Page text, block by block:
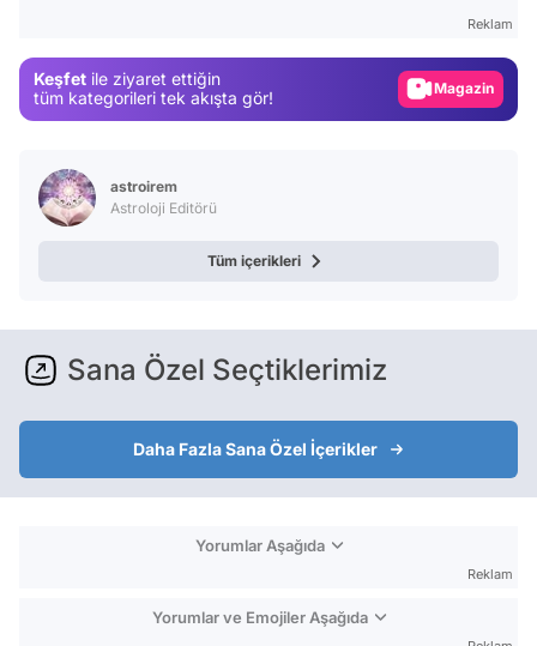
Reklam
Keşfet ile ziyaret ettiğin
tüm kategorileri tek akışta gör!
Magazin
astroirem
Astroloji Editörü
Tüm içerikleri
Sana Özel Seçtiklerimiz
Daha Fazla Sana Özel İçerikler
Yorumlar Aşağıda
Reklam
Yorumlar ve Emojiler Aşağıda